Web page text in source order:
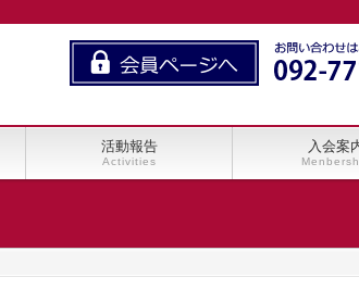
活動報告
Activities
入会案